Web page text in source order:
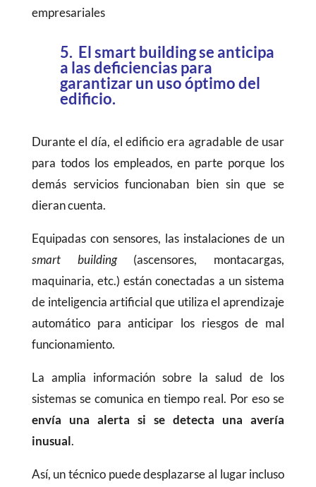
empresariales
5. El smart building se anticipa
a las deficiencias para
garantizar un uso óptimo del
edificio.
Durante el día, el edificio era agradable de usar
para todos los empleados, en parte porque los
demás servicios funcionaban bien sin que se
dieran cuenta.
Equipadas con sensores, las instalaciones de un
smart building (ascensores, montacargas,
maquinaria, etc.) están conectadas a un sistema
de inteligencia artificial que utiliza el aprendizaje
automático para anticipar los riesgos de mal
funcionamiento.
La amplia información sobre la salud de los
sistemas se comunica en tiempo real. Por eso se
envía una alerta si se detecta una avería
inusual.
Así, un técnico puede desplazarse al lugar incluso